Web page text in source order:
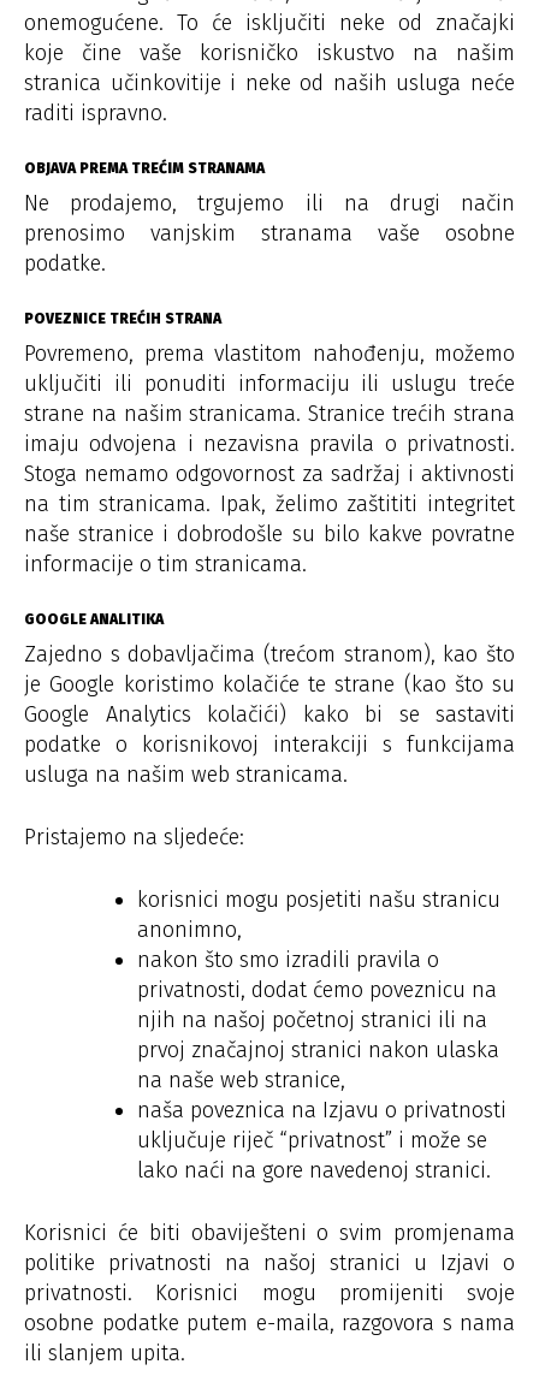
onemogućene. To će isključiti neke od značajki
koje čine vaše korisničko iskustvo na našim
stranica učinkovitije i neke od naših usluga neće
raditi ispravno.
OBJAVA PREMA TREĆIM STRANAMA
Ne prodajemo, trgujemo ili na drugi način
prenosimo vanjskim stranama vaše osobne
podatke.
POVEZNICE TREĆIH STRANA
Povremeno, prema vlastitom nahođenju, možemo
uključiti ili ponuditi informaciju ili uslugu treće
strane na našim stranicama. Stranice trećih strana
imaju odvojena i nezavisna pravila o privatnosti.
Stoga nemamo odgovornost za sadržaj i aktivnosti
na tim stranicama. Ipak, želimo zaštititi integritet
naše stranice i dobrodošle su bilo kakve povratne
informacije o tim stranicama.
GOOGLE ANALITIKA
Zajedno s dobavljačima (trećom stranom), kao što
je Google koristimo kolačiće te strane (kao što su
Google Analytics kolačići) kako bi se sastaviti
podatke o korisnikovoj interakciji s funkcijama
usluga na našim web stranicama.
Pristajemo na sljedeće:
korisnici mogu posjetiti našu stranicu
anonimno,
nakon što smo izradili pravila o
privatnosti, dodat ćemo poveznicu na
njih na našoj početnoj stranici ili na
prvoj značajnoj stranici nakon ulaska
na naše web stranice,
naša poveznica na Izjavu o privatnosti
uključuje riječ “privatnost” i može se
lako naći na gore navedenoj stranici.
Korisnici će biti obaviješteni o svim promjenama
politike privatnosti na našoj stranici u Izjavi o
privatnosti. Korisnici mogu promijeniti svoje
osobne podatke putem e-maila, razgovora s nama
ili slanjem upita.